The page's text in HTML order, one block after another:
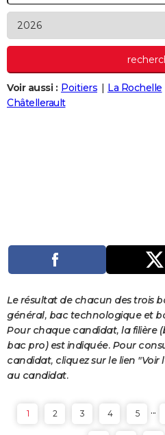
Alimentation
Guide de la santé
Maladies
Médicaments
Sommeil
+VOYAGE
PHOTO
BONS PLANS
Voir aussi : Poitiers La Rochelle
Châtellerault
Le résultat de chacun des trois
général, bac technologique et
Pour chaque candidat, la filière
bac pro) est indiquée. Pour
candidat, cliquez sur le lien
au candidat.
1 2 3 4 5 ...